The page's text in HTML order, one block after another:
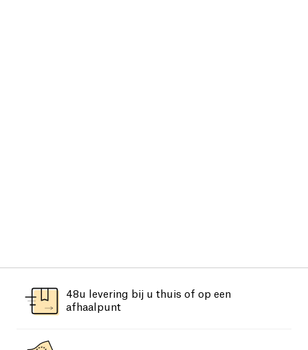
48u levering bij u thuis of op een
afhaalpunt